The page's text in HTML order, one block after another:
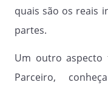
CPF n°:
quais são os reais
partes.
Um outro aspecto
Parceiro,